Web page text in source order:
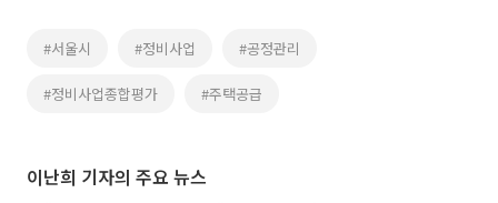
#서울시 #정비사업 #공정관리
#정비사업종합평가 #주택공급
이난희 기자의 주요 뉴스